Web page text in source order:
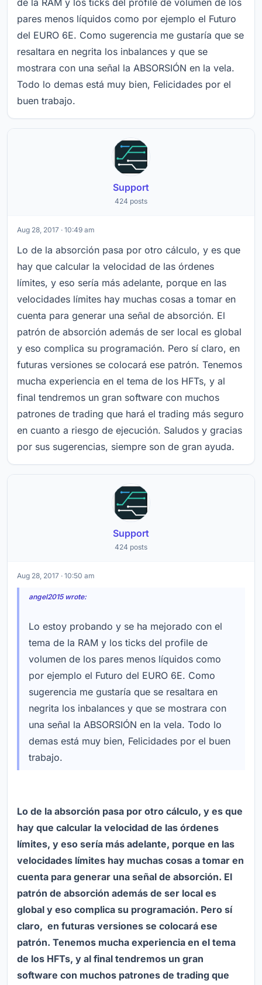
de la RAM y los ticks del profile de volumen de los
pares menos líquidos como por ejemplo el Futuro
del EURO 6E. Como sugerencia me gustaría que se
resaltara en negrita los inbalances y que se
mostrara con una señal la ABSORSIÓN en la vela.
Todo lo demas está muy bien, Felicidades por el
buen trabajo.
Support
424 posts
Aug 28, 2017 · 10:49 am
Lo de la absorción pasa por otro cálculo, y es que
hay que calcular la velocidad de las órdenes
límites, y eso sería más adelante, porque en las
velocidades límites hay muchas cosas a tomar en
cuenta para generar una señal de absorción. El
patrón de absorción además de ser local es global
y eso complica su programación. Pero sí claro, en
futuras versiones se colocará ese patrón. Tenemos
mucha experiencia en el tema de los HFTs, y al
final tendremos un gran software con muchos
patrones de trading que hará el trading más seguro
en cuanto a riesgo de ejecución. Saludos y gracias
por sus sugerencias, siempre son de gran ayuda.
Support
424 posts
Aug 28, 2017 · 10:50 am
angel2015 wrote:
Lo estoy probando y se ha mejorado con el
tema de la RAM y los ticks del profile de
volumen de los pares menos líquidos como
por ejemplo el Futuro del EURO 6E. Como
sugerencia me gustaría que se resaltara en
negrita los inbalances y que se mostrara con
una señal la ABSORSIÓN en la vela. Todo lo
demas está muy bien, Felicidades por el buen
trabajo.
Lo de la absorción pasa por otro cálculo, y es que
hay que calcular la velocidad de las órdenes
límites, y eso sería más adelante, porque en las
velocidades límites hay muchas cosas a tomar en
cuenta para generar una señal de absorción. El
patrón de absorción además de ser local es
global y eso complica su programación. Pero sí
claro, en futuras versiones se colocará ese
patrón. Tenemos mucha experiencia en el tema
de los HFTs, y al final tendremos un gran
software con muchos patrones de trading que